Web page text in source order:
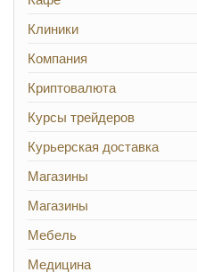
Клиники
Компания
Криптовалюта
Курсы трейдеров
Курьерская доставка
Магазины
Магазины
Мебель
Медицина